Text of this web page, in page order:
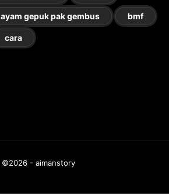
ayam gepuk pak gembus bmf
cara
©2026 - aimanstory